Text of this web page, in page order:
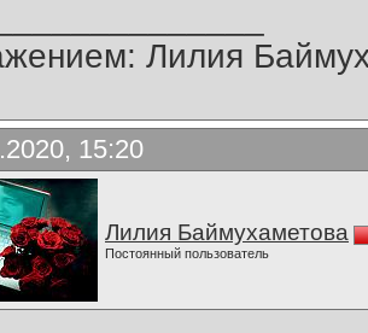
Лилия
15:20
Лилия Баймухаметова
Постоянный пользователь